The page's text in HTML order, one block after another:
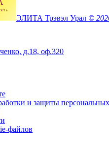
ЭЛИТА Трэвэл Урал ©
д.18, оф.320
и защиты
файлов